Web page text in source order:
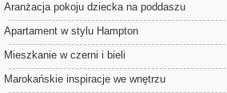
Aranżacja pokoju dziecka na poddaszu
Apartament w stylu Hampton
Mieszkanie w czerni i bieli
Marokańskie inspiracje we wnętrzu